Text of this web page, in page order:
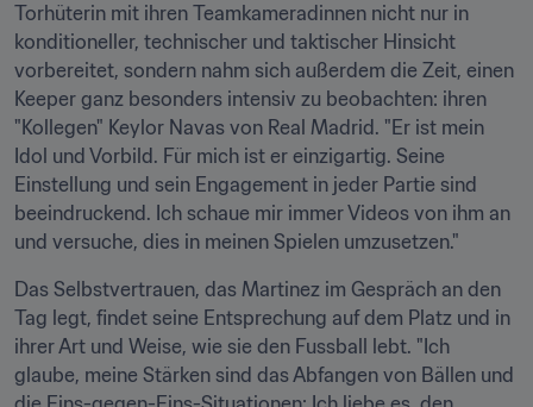
Torhüterin mit ihren Teamkameradinnen nicht nur in
konditioneller, technischer und taktischer Hinsicht
vorbereitet, sondern nahm sich außerdem die Zeit, einen
Keeper ganz besonders intensiv zu beobachten: ihren
"Kollegen" Keylor Navas von Real Madrid. "Er ist mein
Idol und Vorbild. Für mich ist er einzigartig. Seine
Einstellung und sein Engagement in jeder Partie sind
beeindruckend. Ich schaue mir immer Videos von ihm an
und versuche, dies in meinen Spielen umzusetzen."
Das Selbstvertrauen, das Martinez im Gespräch an den
Tag legt, findet seine Entsprechung auf dem Platz und in
ihrer Art und Weise, wie sie den Fussball lebt. "Ich
glaube, meine Stärken sind das Abfangen von Bällen und